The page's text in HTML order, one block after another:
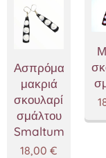
Ασπρόμαυρα
μακριά
σκουλαρίκια
σμάλτου
Smaltum
18,00 €